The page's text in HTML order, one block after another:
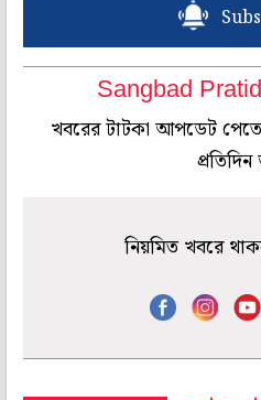
Sangbad
খবরের টাটকা আপডেট
নিয়মিত খবরে